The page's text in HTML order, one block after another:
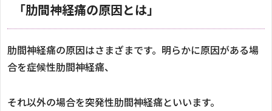
「肋間神経痛の原因とは」
肋間神経痛の原因はさまざまです。明らかに原因がある場
合を症候性肋間神経痛、
それ以外の場合を突発性肋間神経痛といいます。